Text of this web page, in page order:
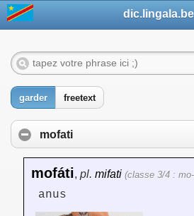
dic.lingala.be
garder freetext
mofati
mofáti, pl. mifati (classe 3/4 :
anus